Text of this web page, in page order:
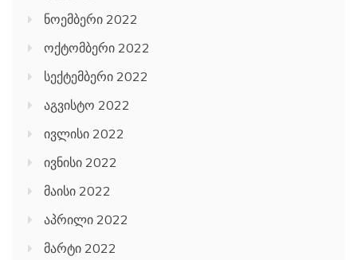
ნოემბერი 2022
ოქტომბერი 2022
სექტემბერი 2022
აგვისტო 2022
ივლისი 2022
ივნისი 2022
მაისი 2022
აპრილი 2022
მარტი 2022